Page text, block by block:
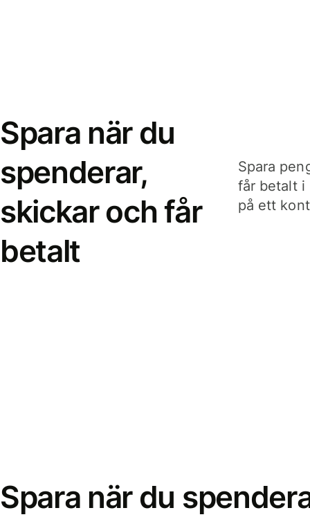
Spara när du
spenderar,
skickar och får
betalt
Spara
får betalt i
på ett
Spara när du